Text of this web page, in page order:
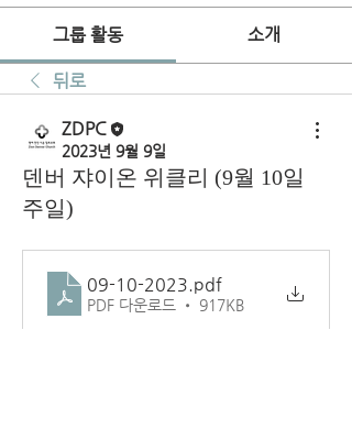
그룹 활동 소개
뒤로
ZDPC
2023년 9월 9일
덴버 쟈이온 위클리 (9월 10일
주일)
09-10-2023 .pdf
PDF 다운로드 • 917KB